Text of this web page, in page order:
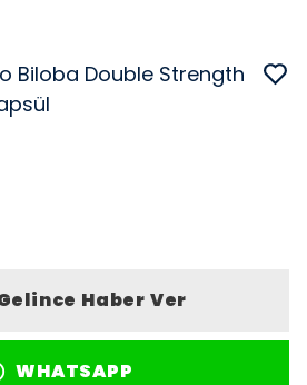
Biloba Double Strength
Haber Ver
WHATSAPP